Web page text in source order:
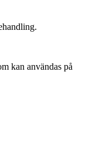
kan användas på